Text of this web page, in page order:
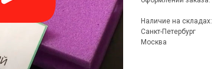
Наличие на складах:
Санкт-Петербург
Москва